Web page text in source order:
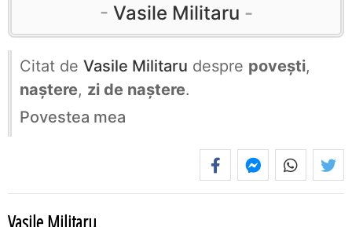
Vasile Militaru
Citat de Vasile Militaru despre povești,
naștere, zi de naștere.
Povestea mea